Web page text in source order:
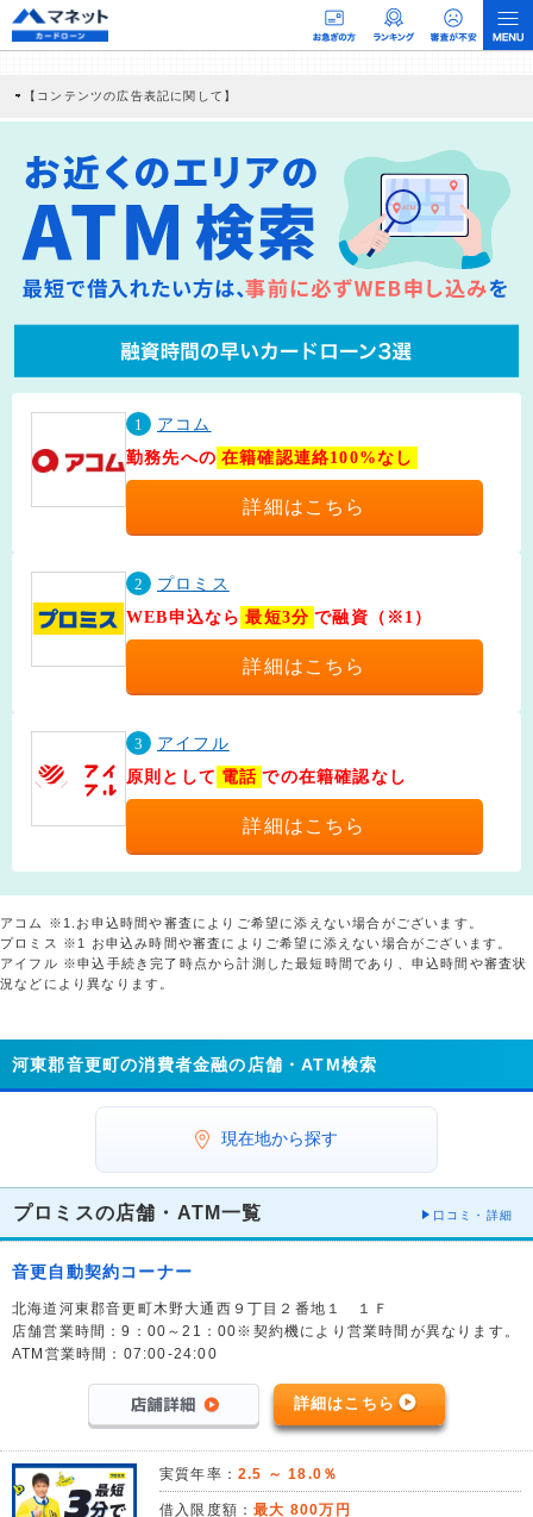
【コンテンツの広告表記に関して】
社に対して企業から紹介報酬が支払われるという収益モデルです。 ただし、特定の
商品を根拠なくPRするものではなく、当編集部の調査／ユーザーへの口コミ収集な
どに基づき、公平性を担保した情報提供を行っています。
>提携企業一覧
1
アコム
勤務先への 在籍確認連絡100%なし
詳細はこちら
2
プロミス
WEB申込なら 最短3分 で融資（※1）
詳細はこちら
3
アイフル
原則として 電話 での在籍確認なし
詳細はこちら
アコム ※1.お申込時間や審査によりご希望に添えない場合がございます。
プロミス ※1 お申込み時間や審査によりご希望に添えない場合がございます。
アイフル ※申込手続き完了時点から計測した最短時間であり、申込時間や審査状
況などにより異なります。
河東郡音更町の消費者金融の店舗・ATM検索
現在地から探す
プロミスの店舗・ATM一覧 口コミ・詳細
音更自動契約コーナー
北海道河東郡音更町木野大通西９丁目２番地１ １Ｆ
店舗営業時間：9：00～21：00※契約機により営業時間が異なります。
ATM営業時間：07:00-24:00
詳細はこちら
実質年率： 2.5 ～ 18.0％
借入限度額：最大 800万円